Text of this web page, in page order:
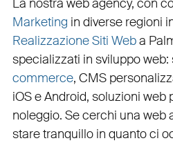
Marketing in diverse regioni
Realizzazione Siti Weba
specializzati in sviluppo web:
commerce, CMS
iOS e Android, soluzioni web
noleggio. Se cerchi una web
stare tranquillo in quanto ci